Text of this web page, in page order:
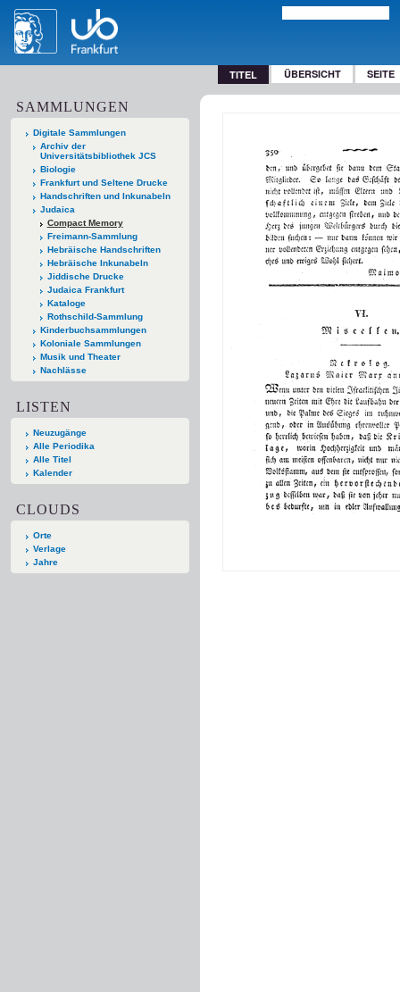
TITEL ÜBERSICHT SEITE
SAMMLUNGEN
Digitale Sammlungen
Archiv der
Universitätsbibliothek JCS
Biologie
Frankfurt und Seltene Drucke
Handschriften und Inkunabeln
Judaica
Compact Memory
Freimann-Sammlung
Hebräische Handschriften
Hebräische Inkunabeln
Jiddische Drucke
Judaica Frankfurt
Kataloge
Rothschild-Sammlung
Kinderbuchsammlungen
Koloniale Sammlungen
Musik und Theater
Nachlässe
LISTEN
Neuzugänge
Alle Periodika
Alle Titel
Kalender
CLOUDS
Orte
Verlage
Jahre